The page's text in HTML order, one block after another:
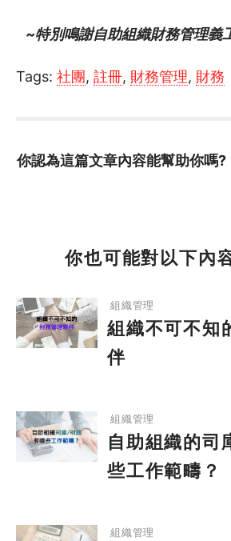
~特別鳴謝自助組織財務管理義
Tags: 社團, 註冊, 財務管理, 財務
你認為這篇文章內容能幫助你嗎?
你也可能對以下內
組織管理
組織不可不知
伴
組織管理
自助組織的司
些工作範疇？
組織管理